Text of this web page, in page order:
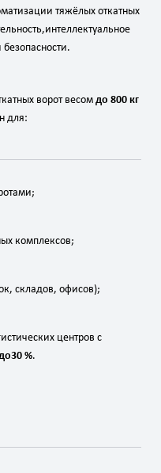
тяжёлых откатных
интеллектуальное
безопасности.
воротвесом до 800 кг
для:
комплексов;
складов, офисов);
центров с
30 %.